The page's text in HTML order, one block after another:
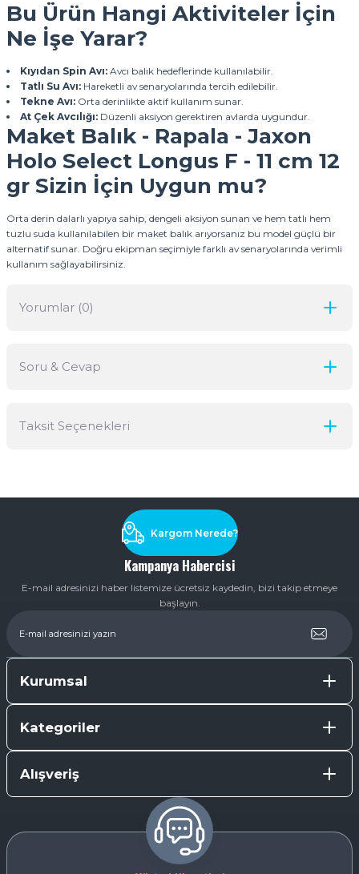
Bu Ürün Hangi Aktiviteler İçin
Ne İşe Yarar?
Kıyıdan Spin Avı:Avcı balık hedeflerinde kullanılabilir.
Tatlı Su Avı:Hareketli av senaryolarında tercih edilebilir.
Tekne Avı:Orta derinlikte aktif kullanım sunar.
At Çek Avcılığı:Düzenli aksiyon gerektiren avlarda uygundur.
Maket Balık - Rapala - Jaxon
Holo Select Longus F - 11 cm 12
gr Sizin İçin Uygun mu?
Orta derin dalarlı yapıya sahip, dengeli aksiyon sunan ve hem tatlı hem
tuzlu suda kullanılabilen bir maket balık arıyorsanız bu model güçlü bir
alternatif sunar. Doğru ekipman seçimiyle farklı av senaryolarında verimli
kullanım sağlayabilirsiniz.
Yorumlar (0)
Soru & Cevap
Taksit Seçenekleri
Kampanya Habercisi
E-mail adresinizi haber listemize ücretsiz kaydedin, bizi takip etmeye
başlayın.
Kargom Nerede?
Kurumsal
Kategoriler
Alışveriş